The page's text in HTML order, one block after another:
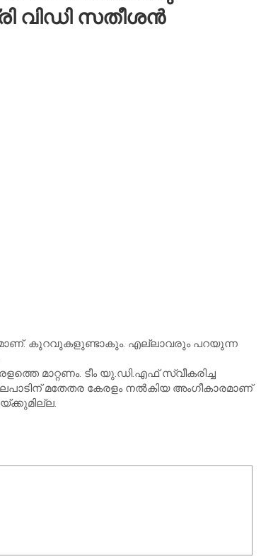
വിഡി സതീശൻ
കുറവുകളുണ്ടാകും. എല്ലാവരും പറയുന്ന
മാറ്റണം. ടീം യു.ഡി.എഫ് സ്വീകരിച്ച
മതേതര കേരളം നല്‍കിയ അംഗീകാരമാണ്